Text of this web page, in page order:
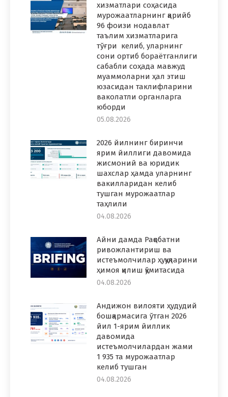
хизматлари соҳасида
мурожаатларнинг қарийб
96 фоизи нодавлат
таълим хизматларига
тўғри келиб, уларнинг
сони ортиб бораётганлиги
сабабли соҳада мавжуд
муаммоларни ҳал этиш
юзасидан таклифларини
ваколатли органларга
юборди
05.08.2026
2026 йилнинг биринчи
ярим йиллиги давомида
жисмоний ва юридик
шахслар ҳамда уларнинг
вакилларидан келиб
тушган мурожаатлар
таҳлили
04.08.2026
Айни дамда Рақобатни
ривожлантириш ва
истеъмолчилар ҳуқуқларини
ҳимоя қилиш қўмитасида
04.08.2026
Андижон вилояти ҳудудий
бошқармасига ўтган 2026
йил 1-ярим йиллик
давомида
истеъмолчилардан жами
1 935 та мурожаатлар
келиб тушган
04.08.2026